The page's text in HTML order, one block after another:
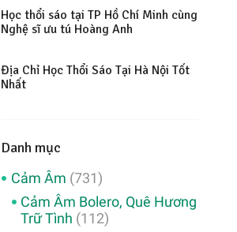
Học thổi sáo tại TP Hồ Chí Minh cùng
Nghệ sĩ ưu tú Hoàng Anh
Địa Chỉ Học Thổi Sáo Tại Hà Nội Tốt
Nhất
Danh mục
Cảm Âm (731)
Cảm Âm Bolero, Quê Hương
Trữ Tình (112)